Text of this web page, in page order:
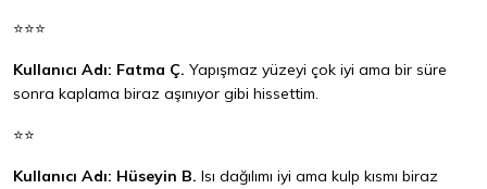
⭐⭐⭐
Kullanıcı Adı: Fatma Ç. Yapışmaz yüzeyi çok iyi ama bir süre
sonra kaplama biraz aşınıyor gibi hissettim.
⭐⭐
Kullanıcı Adı: Hüseyin B. Isı dağılımı iyi ama kulp kısmı biraz